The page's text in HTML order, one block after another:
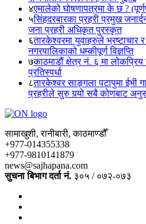
४एमालेको घोषणापत्रमा के छ ?
५सिंहदरबारका प्रहरी प्रमुख
जना प्रहरी अधिकृत पुरस्कृत
६तारकेश्वरमा युवाहरुले भ्रष्टाचार
नगरपालिकाको धम्कीपूर्ण विज्ञप्ति
७काठमाडौं क्षेत्र नं. ६ मा
प्रतिस्पर्धा
८तारकेश्वर साङ्गला पटापुमा ईभी
प्रहरीले सुरु गर्‍यो सबै कोणबाट
सामाखुशी, रानीबारी, काठमाण्डौँ
+977-014355338
+977-9810141879
news@sajhapana.com
सुचना बिभाग दर्ता नं. ३०५ / ०७२-०७३